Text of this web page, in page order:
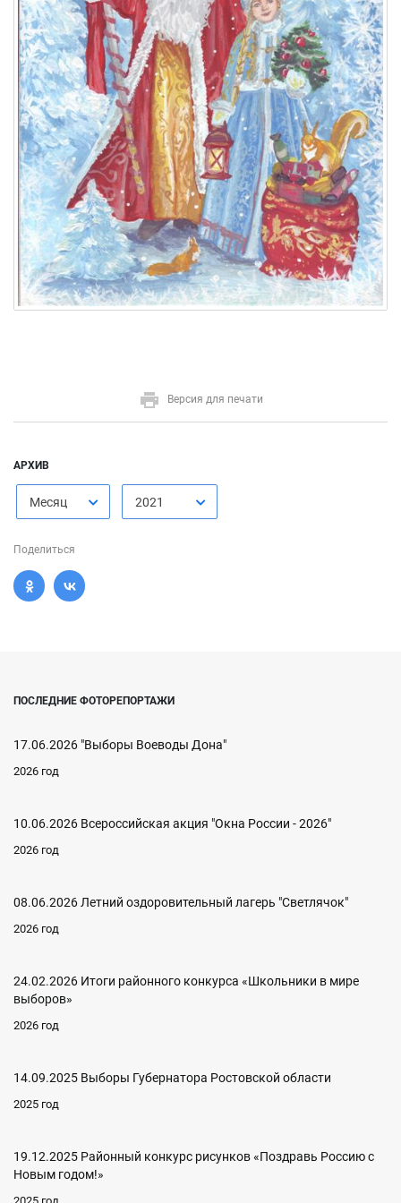
Версия для печати
АРХИВ
Месяц 2021
Поделиться
ПОСЛЕДНИЕ ФОТОРЕПОРТАЖИ
17.06.2026 "Выборы Воеводы Дона"
2026 год
10.06.2026 Всероссийская акция "Окна России - 2026"
2026 год
08.06.2026 Летний оздоровительный лагерь "Светлячок"
2026 год
24.02.2026 Итоги районного конкурса «Школьники в мире
выборов»
2026 год
14.09.2025 Выборы Губернатора Ростовской области
2025 год
19.12.2025 Районный конкурс рисунков «Поздравь Россию с
Новым годом!»